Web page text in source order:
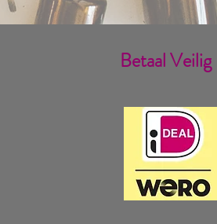
Betaal Veilig